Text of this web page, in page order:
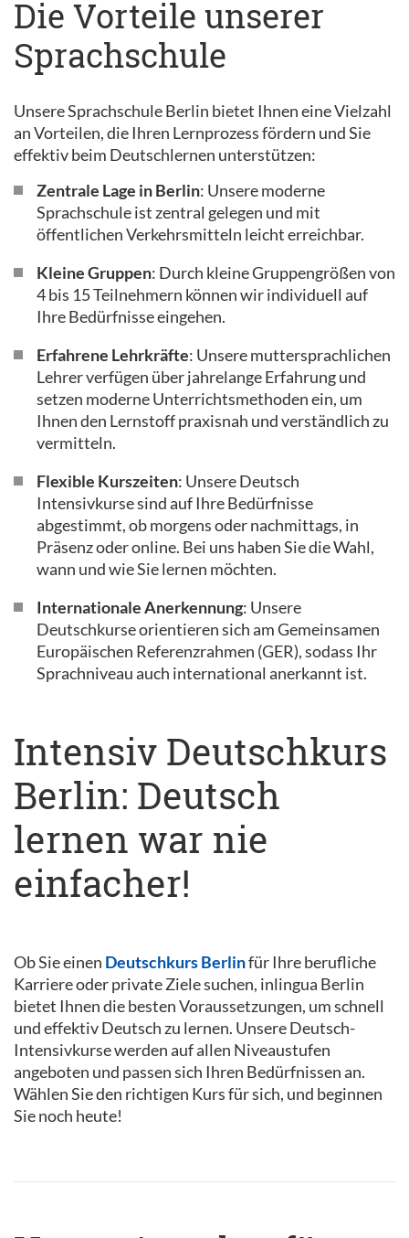
Die Vorteile unserer
Sprachschule
Unsere Sprachschule Berlin bietet Ihnen eine Vielzahl
an Vorteilen, die Ihren Lernprozess fördern und Sie
effektiv beim Deutschlernen unterstützen:
Zentrale Lage in Berlin: Unsere moderne
Sprachschule ist zentral gelegen und mit
öffentlichen Verkehrsmitteln leicht erreichbar.
Kleine Gruppen: Durch kleine Gruppengrößen von
4 bis 15 Teilnehmern können wir individuell auf
Ihre Bedürfnisse eingehen.
Erfahrene Lehrkräfte: Unsere muttersprachlichen
Lehrer verfügen über jahrelange Erfahrung und
setzen moderne Unterrichtsmethoden ein, um
Ihnen den Lernstoff praxisnah und verständlich zu
vermitteln.
Flexible Kurszeiten: Unsere Deutsch
Intensivkurse sind auf Ihre Bedürfnisse
abgestimmt, ob morgens oder nachmittags, in
Präsenz oder online. Bei uns haben Sie die Wahl,
wann und wie Sie lernen möchten.
Internationale Anerkennung: Unsere
Deutschkurse orientieren sich am Gemeinsamen
Europäischen Referenzrahmen (GER), sodass Ihr
Sprachniveau auch international anerkannt ist.
Intensiv Deutschkurs
Berlin: Deutsch
lernen war nie
einfacher!
Ob Sie einen Deutschkurs Berlinfür Ihre berufliche
Karriere oder private Ziele suchen, inlingua Berlin
bietet Ihnen die besten Voraussetzungen, um schnell
und effektiv Deutsch zu lernen. Unsere Deutsch-
Intensivkurse werden auf allen Niveaustufen
angeboten und passen sich Ihren Bedürfnissen an.
Wählen Sie den richtigen Kurs für sich, und beginnen
Sie noch heute!